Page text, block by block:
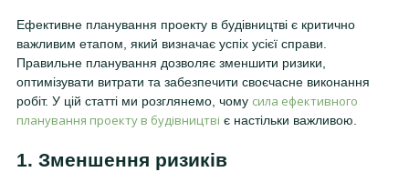
Ефективне планування проекту в будівництві є критично
важливим етапом, який визначає успіх усієї справи.
Правильне планування дозволяє зменшити ризики,
оптимізувати витрати та забезпечити своєчасне виконання
робіт. У цій статті ми розглянемо, чому сила ефективного
планування проекту в будівництві є настільки важливою.
1. Зменшення ризиків